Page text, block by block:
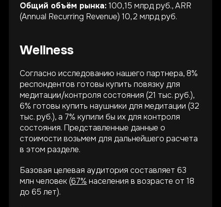
Общий объём рынка:100,15 млрд руб., ARR
(Annual Recurring Revenue) 10,2 млрд руб.
Wellness
Согласно исследованию нашего партнера, 8%
респондентов готовы купить повязку для
медитации/контроля состояния (21 тыс. руб.),
6% готовы купить наушники для медитации (32
тыс. руб.), а 7% купили бы их для контроля
состояния. Представленные данные о
стоимости возьмем для дальнейшего расчета
в этом разделе.
Базовая целевая аудитория составляет 63
млн человек (67% населения в возрасте от 18
до 65 лет).